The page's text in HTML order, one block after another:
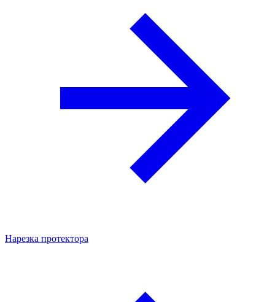
Нарезка протектора